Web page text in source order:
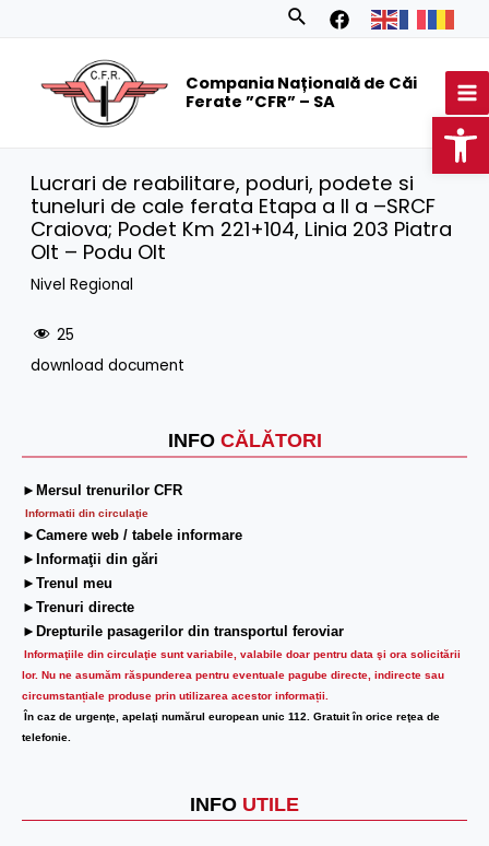
Search
Compania Națională de Căi
Ferate ”CFR” – SA
INFO CĂLĂTORI
►Mersul trenurilor CFR
Informatii din circulaţie
►Camere web / tabele informare
►Informaţii din gări
►Trenul meu
►Trenuri directe
►Drepturile pasagerilor din transportul feroviar
Informaţiile din circulaţie sunt variabile, valabile doar pentru data şi ora solicitării
lor. Nu ne asumăm răspunderea pentru eventuale pagube directe, indirecte sau
circumstanțiale produse prin utilizarea acestor informații.
În caz de urgenţe, apelaţi numărul european unic 112. Gratuit în orice reţea de
telefonie.
INFO UTILE
Lucrari de reabilitare, poduri, podete si
tuneluri de cale ferata Etapa a II a –SRCF
Craiova; Podet Km 221+104, Linia 203 Piatra
Olt – Podu Olt
Nivel Regional
25
download document